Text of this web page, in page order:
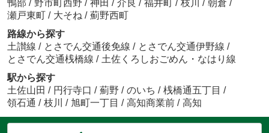
鴨部 / 野市町西野 / 神田 / 介良 / 福井町 / 枝川 / 朝倉 /
瀬戸東町 / 大そね / 薊野西町
路線から探す
土讃線 / とさでん交通後免線 / とさでん交通伊野線 /
とさでん交通桟橋線 / 土佐くろしおごめん・なはり線
駅から探す
土佐山田 / 円行寺口 / 薊野 / のいち / 桟橋通五丁目 /
領石通 / 枝川 / 旭町一丁目 / 高知商業前 / 高知